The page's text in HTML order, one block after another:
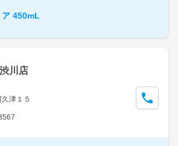
ア 450mL
川店
津１５